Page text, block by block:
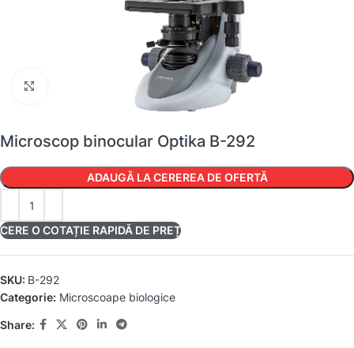
Faceți clic pentru a mări
Microscop binocular Optika B-292
ADAUGĂ LA CEREREA DE OFERTĂ
CERE O COTAȚIE RAPIDĂ DE PREȚ
SKU: B-292
Categorie: Microscoape biologice
Share: